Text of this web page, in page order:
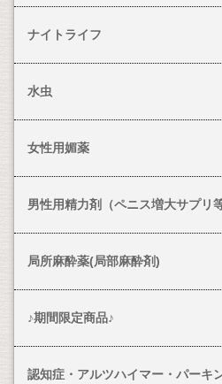
ナイトライフ
水虫
女性用媚薬
男性用精力剤（ペニス増大サプリ等
局所麻酔薬(局部麻酔剤)
♪期間限定商品♪
認知症・アルツハイマー・パーキ